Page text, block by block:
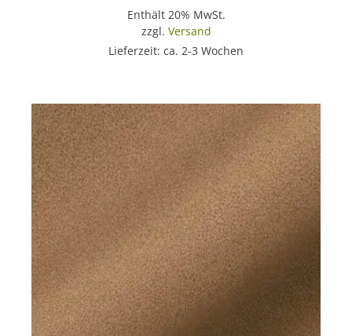
Enthält 20% MwSt.
zzgl. Versand
Lieferzeit: ca. 2-3 Wochen